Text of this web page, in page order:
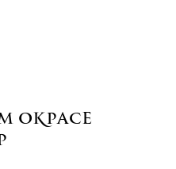
окрасе